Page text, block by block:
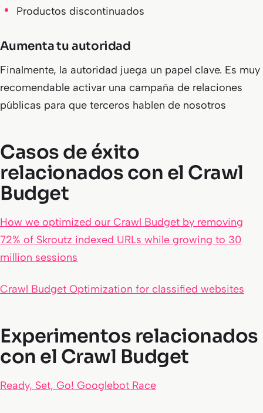
Productos discontinuados
Aumenta tu autoridad
Finalmente, la autoridad juega un papel clave. Es muy
recomendable activar una campaña de relaciones
públicas para que terceros hablen de nosotros
Casos de éxito
relacionados con el Crawl
Budget
How we optimized our Crawl Budget by removing
72% of Skroutz indexed URLs while growing to 30
million sessions
Crawl Budget Optimization for classified websites
Experimentos relacionados
con el Crawl Budget
Ready, Set, Go! Googlebot Race